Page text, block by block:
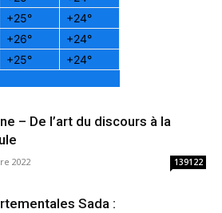
+25° +24°
+26° +24°
+25° +24°
– De l’art du discours à la
2022 139122
Sada :